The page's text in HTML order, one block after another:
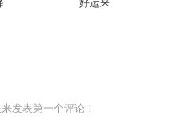
好运来
发表第一个评论！